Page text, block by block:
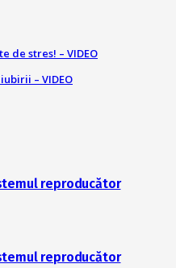
de stres! – VIDEO
– VIDEO
reproducător
reproducător